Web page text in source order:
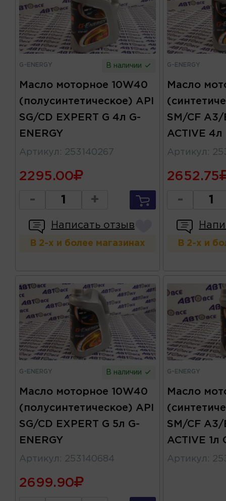
G-ENERGY В наличии
Масло моторное 10W40
(полусинтетическое) API
SG/CD EXPERT G 4л G-
ENERGY
Артикул : 253140267
2295.00
- +
Написать отзыв
В 2-х и более магазинах
G-ENERGY
Масло
SM/CF A3/
ACTIVE 4л
Артикул :
2652.75
-
В 2-х и
G-ENERGY В наличии
Масло моторное 10W40
(полусинтетическое) API
SG/CD EXPERT G 5л G-
ENERGY
Артикул : 253140684
2699.90
G-ENERGY
Масло
SM/CF A3/
ACTIVE 1л
Артикул :